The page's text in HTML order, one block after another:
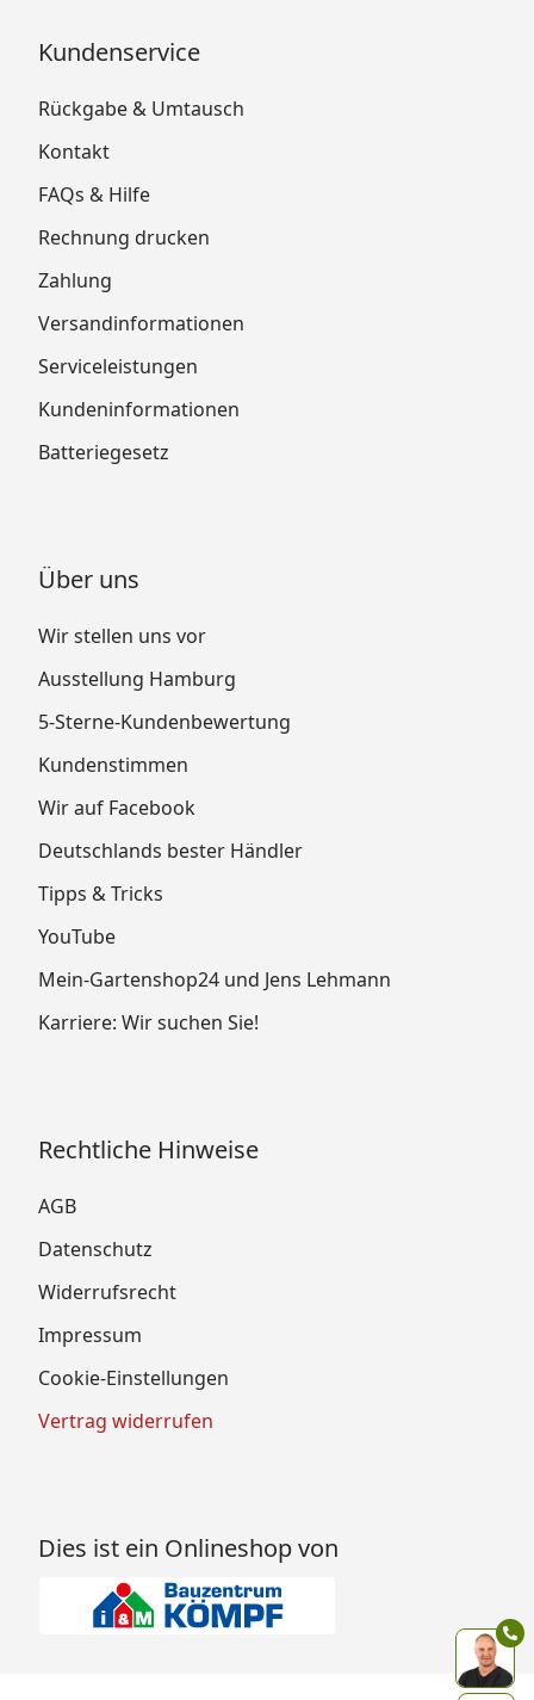
Kundenservice
Rückgabe & Umtausch
Kontakt
FAQs & Hilfe
Rechnung drucken
Zahlung
Versandinformationen
Serviceleistungen
Kundeninformationen
Batteriegesetz
Über uns
Wir stellen uns vor
Ausstellung Hamburg
5-Sterne-Kundenbewertung
Kundenstimmen
Wir auf Facebook
Deutschlands bester Händler
Tipps & Tricks
YouTube
Mein-Gartenshop24 und Jens Lehmann
Karriere: Wir suchen Sie!
Rechtliche Hinweise
AGB
Datenschutz
Widerrufsrecht
Impressum
Cookie-Einstellungen
Vertrag widerrufen
Dies ist ein Onlineshop von